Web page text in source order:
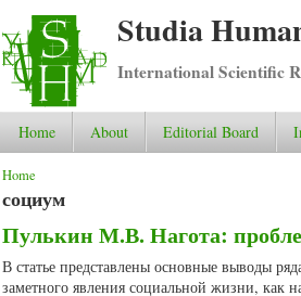
Studia
International Scientific
Home About Editorial Board
You are here
Home
социум
Пулькин М.В. Нагота:
В статье представлены основные выводы
заметного явления социальной жизни, как